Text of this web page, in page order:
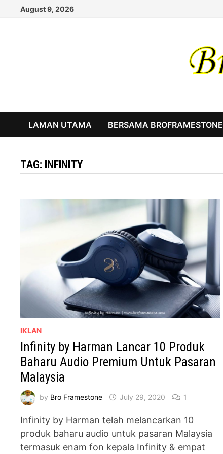
August 9, 2026
LAMAN UTAMA BERSAMA BROFRAMESTONE
TAG: INFINITY
IKLAN
Infinity by Harman Lancar 10 Produk
Baharu Audio Premium Untuk Pasaran
Malaysia
by Bro Framestone July 29, 2020 1
Infinity by Harman telah melancarkan 10
produk baharu audio untuk pasaran Malaysia
termasuk enam fon kepala Infinity & empat